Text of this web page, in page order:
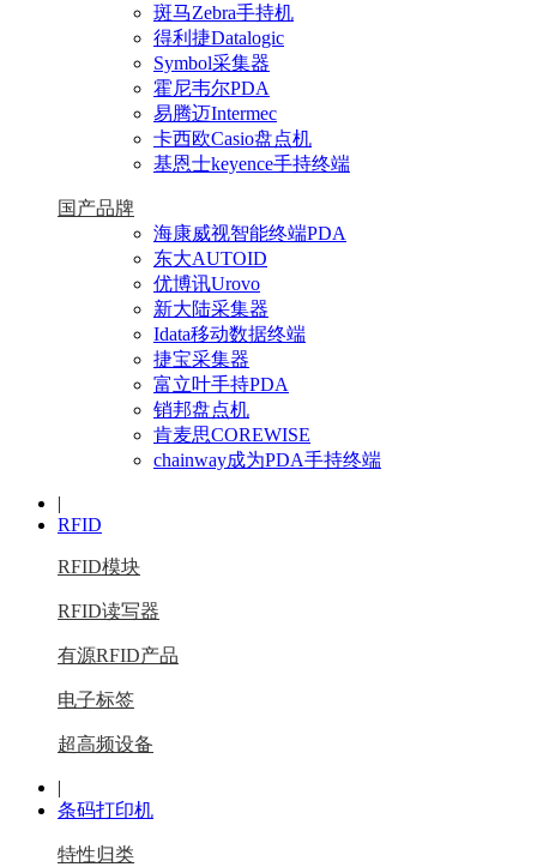
斑马Zebra手持机
得利捷Datalogic
Symbol采集器
霍尼韦尔PDA
易腾迈Intermec
卡西欧Casio盘点机
基恩士keyence手持终端
国产品牌
海康威视智能终端PDA
东大AUTOID
优博讯Urovo
新大陆采集器
Idata移动数据终端
捷宝采集器
富立叶手持PDA
销邦盘点机
肯麦思COREWISE
chainway成为PDA手持终端
|
RFID
RFID模块
RFID读写器
有源RFID产品
电子标签
超高频设备
|
条码打印机
特性归类